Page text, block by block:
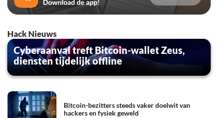
Hack Nieuws
Cyberaanval treft Bitcoin-wallet Zeus,
diensten tijdelijk offline
Bitcoin-bezitters steeds vaker doelwit van
hackers en fysiek geweld